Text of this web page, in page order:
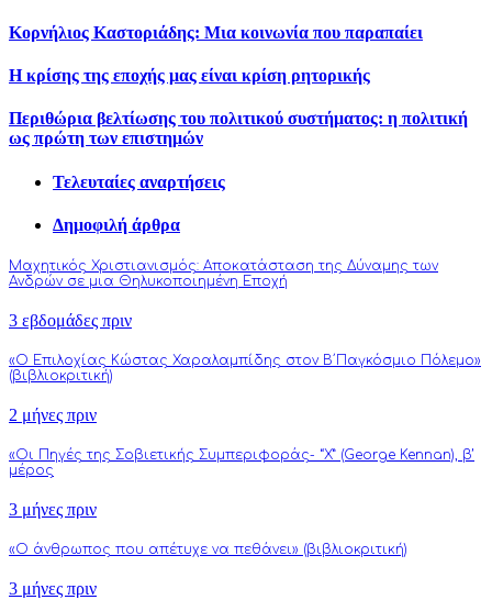
Κορνήλιος Καστοριάδης: Μια κοινωνία που παραπαίει
Η κρίσης της εποχής μας είναι κρίση ρητορικής
Περιθώρια βελτίωσης του πολιτικού συστήματος: η πολιτική
ως πρώτη των επιστημών
Τελευταίες αναρτήσεις
Δημοφιλή άρθρα
Μαχητικός Χριστιανισμός: Αποκατάσταση της Δύναμης των
Ανδρών σε μια Θηλυκοποιημένη Εποχή
3 εβδομάδες πριν
«Ο Επιλοχίας Κώστας Χαραλαμπίδης στον Β΄Παγκόσμιο Πόλεμο»
(βιβλιοκριτική)
2 μήνες πριν
«Οι Πηγές της Σοβιετικής Συμπεριφοράς- “Χ” (George Kennan), β’
μέρος
3 μήνες πριν
«Ο άνθρωπος που απέτυχε να πεθάνει» (βιβλιοκριτική)
3 μήνες πριν